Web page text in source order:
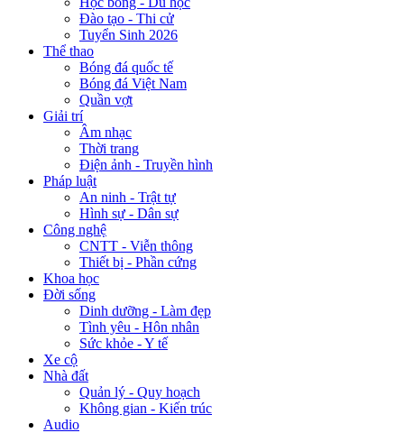
Đào tạo - Thi cử
Tuyển Sinh 2026
Thể thao
Bóng đá quốc tế
Bóng đá Việt Nam
Quần vợt
Giải trí
Âm nhạc
Thời trang
Điện ảnh - Truyền hình
Pháp luật
An ninh - Trật tự
Hình sự - Dân sự
Công nghệ
CNTT - Viễn thông
Thiết bị - Phần cứng
Khoa học
Đời sống
Dinh dưỡng - Làm đẹp
Tình yêu - Hôn nhân
Sức khỏe - Y tế
Xe cộ
Nhà đất
Quản lý - Quy hoạch
Không gian - Kiến trúc
Audio